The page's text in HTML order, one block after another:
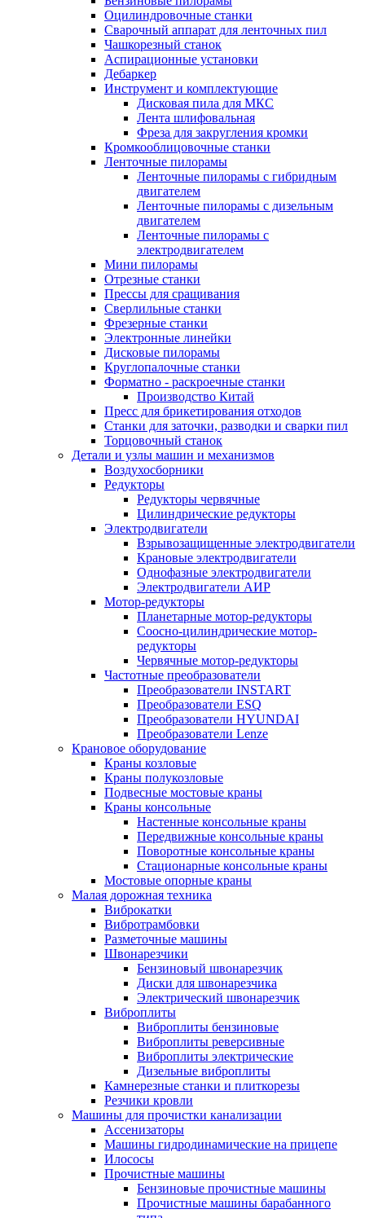
Оцилиндровочные станки
Сварочный аппарат для ленточных пил
Чашкорезный станок
Аспирационные установки
Дебаркер
Инструмент и комплектующие
Дисковая пила для МКС
Лента шлифовальная
Фреза для закругления кромки
Кромкооблицовочные станки
Ленточные пилорамы
Ленточные пилорамы с гибридным
двигателем
Ленточные пилорамы с дизельным
двигателем
Ленточные пилорамы с
электродвигателем
Мини пилорамы
Отрезные станки
Прессы для сращивания
Сверлильные станки
Фрезерные станки
Электронные линейки
Дисковые пилорамы
Круглопалочные станки
Форматно - раскроечные станки
Производство Китай
Пресс для брикетирования отходов
Станки для заточки, разводки и сварки пил
Торцовочный станок
Детали и узлы машин и механизмов
Воздухосборники
Редукторы
Редукторы червячные
Цилиндрические редукторы
Электродвигатели
Взрывозащищенные электродвигатели
Крановые электродвигатели
Однофазные электродвигатели
Электродвигатели АИР
Мотор-редукторы
Планетарные мотор-редукторы
Соосно-цилиндрические мотор-
редукторы
Червячные мотор-редукторы
Частотные преобразователи
Преобразователи INSTART
Преобразователи ESQ
Преобразователи HYUNDAI
Преобразователи Lenze
Крановое оборудование
Краны козловые
Краны полукозловые
Подвесные мостовые краны
Краны консольные
Настенные консольные краны
Передвижные консольные краны
Поворотные консольные краны
Стационарные консольные краны
Мостовые опорные краны
Малая дорожная техника
Виброкатки
Вибротрамбовки
Разметочные машины
Швонарезчики
Бензиновый швонарезчик
Диски для швонарезчика
Электрический швонарезчик
Виброплиты
Виброплиты бензиновые
Виброплиты реверсивные
Виброплиты электрические
Дизельные виброплиты
Камнерезные станки и плиткорезы
Резчики кровли
Машины для прочистки канализации
Ассенизаторы
Машины гидродинамические на прицепе
Илососы
Прочистные машины
Бензиновые прочистные машины
Прочистные машины барабанного